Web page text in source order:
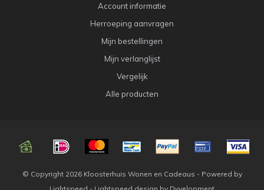
Account informatie
Herroeping aanvragen
Mijn bestellingen
Mijn verlanglijst
Vergelijk
Alle producten
© Copyright 2026 Kloosterhuis Wonen en Cadeaus - Powered by
Lightspeed - Lightspeed design by Dyvelopment